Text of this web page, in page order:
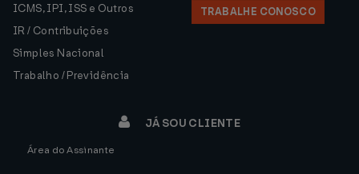
ICMS, IPI, ISS e Outros
IR / Contribuições
Simples Nacional
Trabalho / Previdência
TRABALHE CONOSCO
JÁ SOU CLIENTE
Área do Assinante